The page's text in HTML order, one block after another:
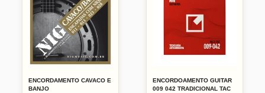
ENCORDAMENTO CAVACO E
BANJO
ENCORDOAMENTO GUITAR
009 042 TRADICIONAL TAC